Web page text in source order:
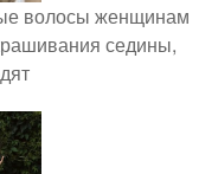
волосы женщинам
седины,